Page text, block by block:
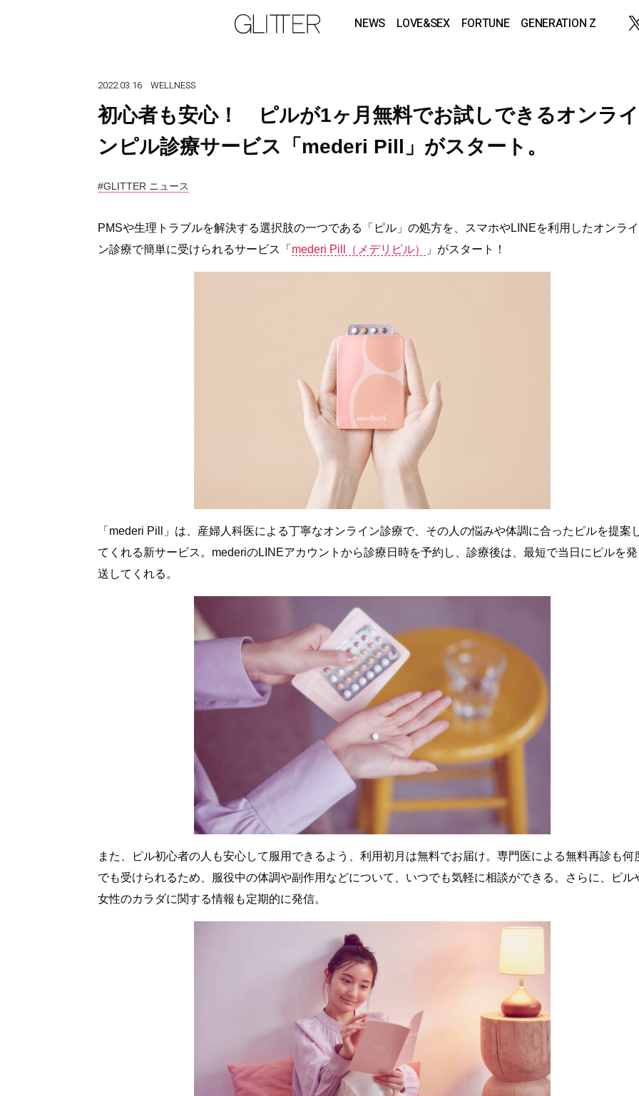
NEWS LOVE&SEX FORTUNE GENERATION Z
2022.03.16 WELLNESS
初心者も安心！ ピルが1ヶ月無料でお試しできるオンライ
ンピル診療サービス「mederi Pill」がスタート。
#GLITTER ニュース
PMSや生理トラブルを解決する選択肢の一つである「ピル」の処方を、スマホやLINEを利用したオンライ
ン診療で簡単に受けられるサービス「 mederi Pill（メデリピル） 」がスタート！
「mederi Pill」は、産婦人科医による丁寧なオンライン診療で、その人の悩みや体調に合ったピルを提案
てくれる新サービス。mederiのLINEアカウントから診療日時を予約し、診療後は、最短で当日にピルを発
送してくれる。
また、ピル初心者の人も安心して服用できるよう、利用初月は無料でお届け。専門医による無料再診も何
でも受けられるため、服役中の体調や副作用などについて、いつでも気軽に相談ができる。さらに、ピル
女性のカラダに関する情報も定期的に発信。